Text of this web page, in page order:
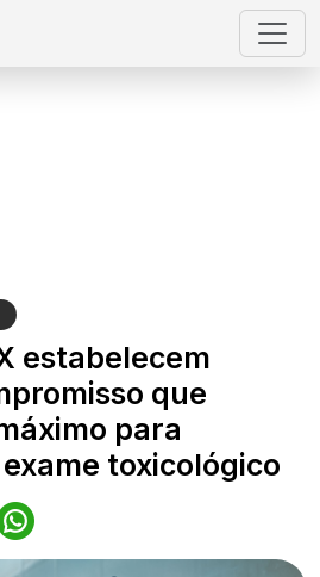
estabelecem
que
para
toxicológico